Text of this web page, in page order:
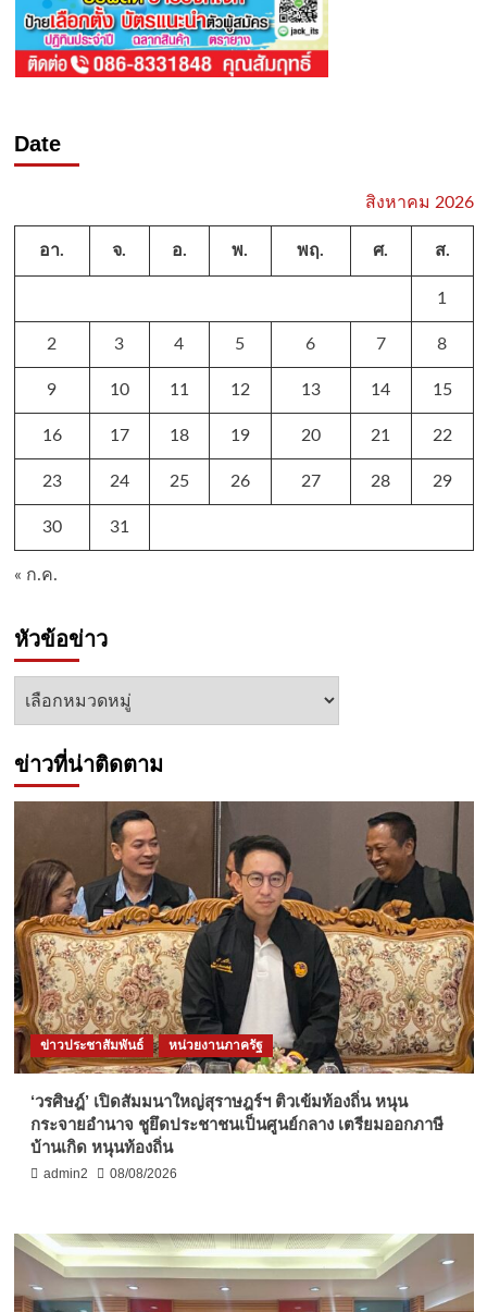
Date
สิงหาคม 2026
อา. จ. อ. พ. พฤ. ศ. ส.
1
2 3 4 5 6 7 8
9 10 11 12 13 14 15
16 17 18 19 20 21 22
23 24 25 26 27 28 29
30 31
« ก.ค.
หัวข้อข่าว
หัวข้อ
ข่าวที่น่าติดตาม
ข่าวประชาสัมพันธ์ หน่วยงานภาครัฐ
‘วรศิษฎ์’ เปิดสัมมนาใหญ่สุราษฎร์ฯ ติวเข้มท้องถิ่น หนุน
กระจายอำนาจ ชูยึดประชาชนเป็นศูนย์กลาง เตรียมออกภาษี
บ้านเกิด หนุนท้องถิ่น
admin2 08/08/2026